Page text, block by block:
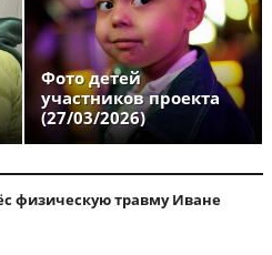
Фото детей
участников проекта
(27/03/2026)
физическую травму Иване